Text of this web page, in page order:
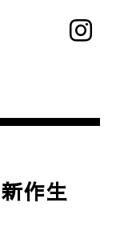
作生